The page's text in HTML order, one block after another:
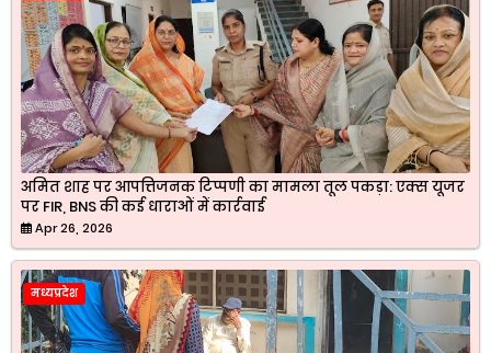
अमित शाह पर आपत्तिजनक टिप्पणी का मामला तूल पकड़ा: एक्स यूजर
पर FIR, BNS की कई धाराओं में कार्रवाई
Apr 26, 2026
मध्यप्रदेश